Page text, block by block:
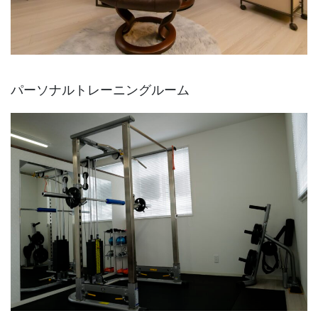
パーソナルトレーニングルーム